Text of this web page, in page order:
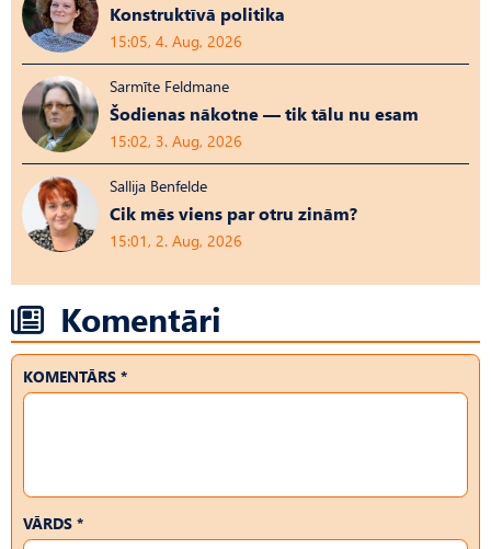
Konstruktīvā politika
15:05, 4. Aug, 2026
Sarmīte Feldmane
Šodienas nākotne — tik tālu nu esam
15:02, 3. Aug, 2026
Sallija Benfelde
Cik mēs viens par otru zinām?
15:01, 2. Aug, 2026
Komentāri
KOMENTĀRS *
VĀRDS *